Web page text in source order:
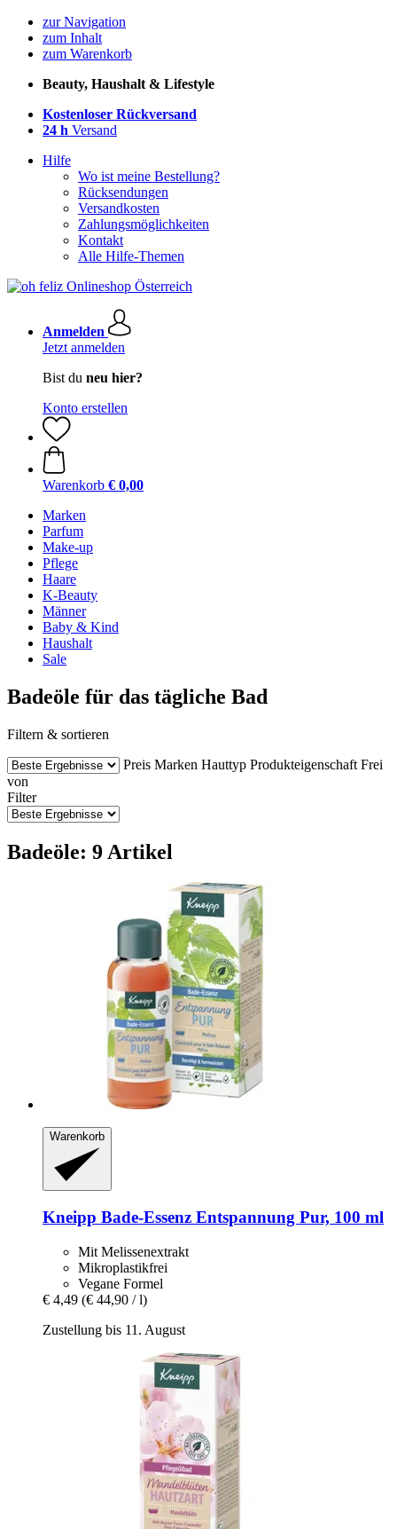
zur Navigation
zum Inhalt
zum Warenkorb
Beauty, Haushalt & Lifestyle
Kostenloser Rückversand
24 h Versand
Hilfe
Wo ist meine Bestellung?
Rücksendungen
Versandkosten
Zahlungsmöglichkeiten
Kontakt
Alle Hilfe-Themen
Anmelden
Jetzt anmelden
Bist du neu hier?
Konto erstellen
Warenkorb € 0,00
Marken
Parfum
Make-up
Pflege
Haare
K-Beauty
Männer
Baby & Kind
Haushalt
Sale
Badeöle für das tägliche Bad
Filtern & sortieren
Preis Marken Hauttyp Produkteigenschaft Frei
von
Filter
Badeöle: 9 Artikel
Warenkorb
Kneipp Bade-​Essenz Entspannung Pur, 100 ml
Mit Melissenextrakt
Mikroplastikfrei
Vegane Formel
€ 4,49 (€ 44,90 / l)
Zustellung bis 11. August